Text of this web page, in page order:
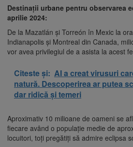
Destinații urbane pentru observarea
aprilie 2024:
De la Mazatlán și Torreón în Mexic la
Indianapolis și Montreal din Canada,
vor avea privilegiul de a asista la acest
Citeste și: AI a creat virusuri
natură. Descoperirea ar putea
dar ridică și temeri
Aproximativ 10 milioane de oameni se
fiecare având o populație medie de
locuitori, toți pregătiți să admire eclipsa